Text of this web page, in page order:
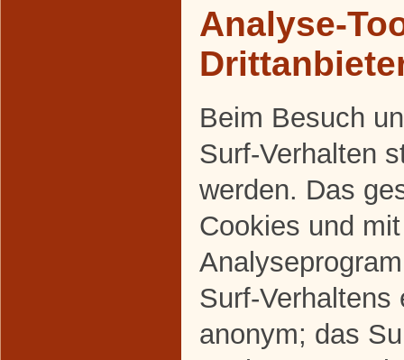
Analyse-
Beim Besuch
Surf-Verhalten
werden. Das
Cookies und
Surf-Verhaltens
anonym; das